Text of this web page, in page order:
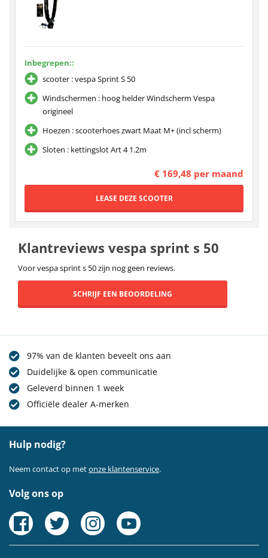
Inbegrepen::
scooter : vespa Sprint S 50
Windschermen : hoog helder Windscherm Vespa
origineel
Hoezen : scooterhoes zwart Maat M+ (incl scherm)
Sloten : kettingslot Art 4 1.2m
€ 169,48 per maand
Klantreviews vespa sprint s 50
Voor vespa sprint s 50 zijn nog geen reviews.
SCHRIJF EEN BEOORDELING
97% van de klanten beveelt ons aan
Duidelijke & open communicatie
Geleverd binnen 1 week
Officiële dealer A-merken
Hulp nodig?
Neem contact op metonze klantenservice.
Volg ons op